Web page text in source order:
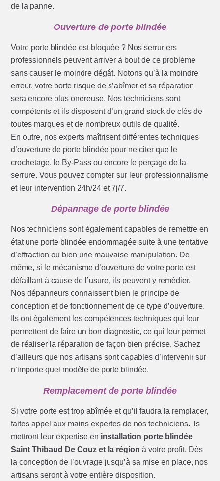
de la panne.
Ouverture de porte blindée
Votre porte blindée est bloquée ? Nos serruriers
professionnels peuvent arriver à bout de ce problème
sans causer le moindre dégât. Notons qu’à la moindre
erreur, votre porte risque de s’abîmer et sa réparation
sera encore plus onéreuse. Nos techniciens sont
compétents et ils disposent d’un grand stock de clés de
toutes marques et de nombreux outils de qualité.
En outre, nos experts maîtrisent différentes techniques
d’ouverture de porte blindée pour ne citer que le
crochetage, le By-Pass ou encore le perçage de la
serrure. Vous pouvez compter sur leur professionnalisme
et leur intervention 24h/24 et 7j/7.
Dépannage de porte blindée
Nos techniciens sont également capables de remettre en
état une porte blindée endommagée suite à une tentative
d’effraction ou bien une mauvaise manipulation. De
même, si le mécanisme d’ouverture de votre porte est
défaillant à cause de l’usure, ils peuvent y remédier.
Nos dépanneurs connaissent bien le principe de
conception et de fonctionnement de ce type d’ouverture.
Ils ont également les compétences techniques qui leur
permettent de faire un bon diagnostic, ce qui leur permet
de réaliser la réparation de façon bien précise. Sachez
d’ailleurs que nos artisans sont capables d’intervenir sur
n’importe quel modèle de porte blindée.
Remplacement de porte blindée
Si votre porte est trop abîmée et qu’il faudra la remplacer,
faites appel aux mains expertes de nos techniciens. Ils
mettront leur expertise en installation porte blindée
Saint Thibaud De Couz et la région à votre profit. Dès
la conception de l’ouvrage jusqu’à sa mise en place, nos
artisans seront à votre entière disposition.